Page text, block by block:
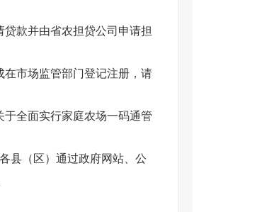
款并由省农担贷公司申请担
市场监管部门登记注册，请
全面实行家庭农场一码通管
县（区）通过政府网站、公